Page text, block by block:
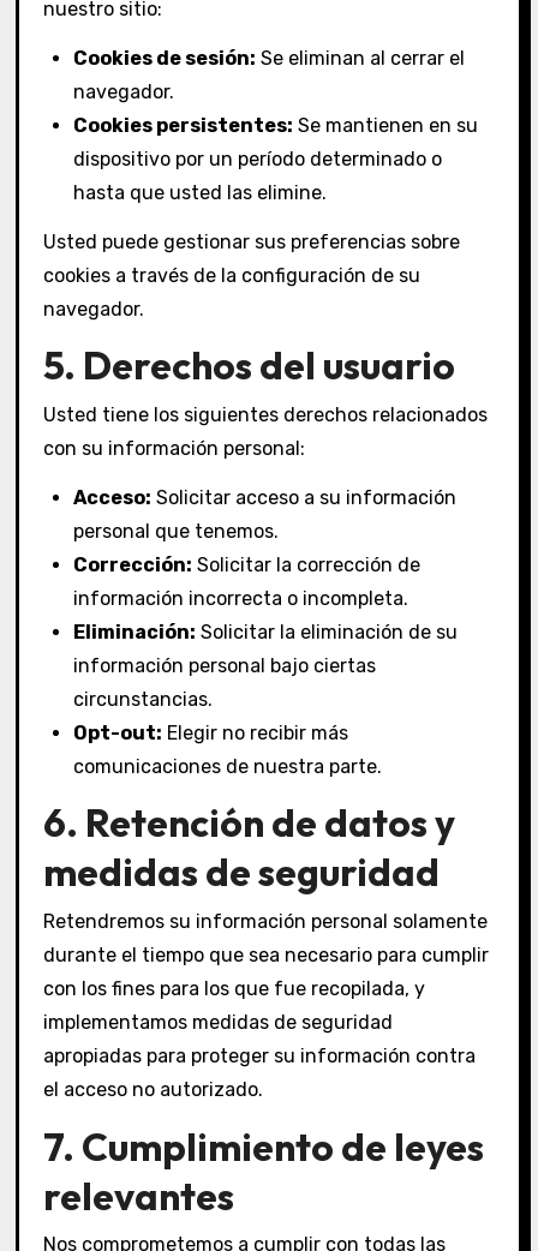
nuestro sitio:
Cookies de sesión: Se eliminan al cerrar el
navegador.
Cookies persistentes: Se mantienen en su
dispositivo por un período determinado o
hasta que usted las elimine.
Usted puede gestionar sus preferencias sobre
cookies a través de la configuración de su
navegador.
5. Derechos del usuario
Usted tiene los siguientes derechos relacionados
con su información personal:
Acceso: Solicitar acceso a su información
personal que tenemos.
Corrección: Solicitar la corrección de
información incorrecta o incompleta.
Eliminación: Solicitar la eliminación de su
información personal bajo ciertas
circunstancias.
Opt-out: Elegir no recibir más
comunicaciones de nuestra parte.
6. Retención de datos y
medidas de seguridad
Retendremos su información personal solamente
durante el tiempo que sea necesario para cumplir
con los fines para los que fue recopilada, y
implementamos medidas de seguridad
apropiadas para proteger su información contra
el acceso no autorizado.
7. Cumplimiento de leyes
relevantes
Nos comprometemos a cumplir con todas las